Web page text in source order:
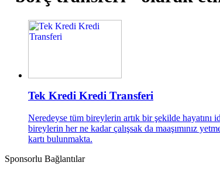
Tek Kredi Kredi Transferi
Neredeyse tüm bireylerin artık bir şekilde
bireylerin her ne kadar çalışsak da maaşımınız
kartı bulunmakta.
Sponsorlu Bağlantılar